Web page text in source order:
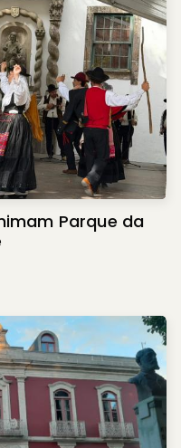
Parque da